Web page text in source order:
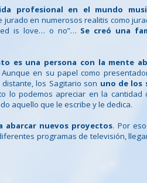
profesional en el mundo
jurado en numerosos realitis como
is love… o no”… Se creó una
es una persona con la mente
Aunque en su papel como
los Sagitario son uno de los
lo podemos apreciar en la
aquello que le escribe y le dedica.
abarcar nuevos proyectos. Por
programas de televisión,